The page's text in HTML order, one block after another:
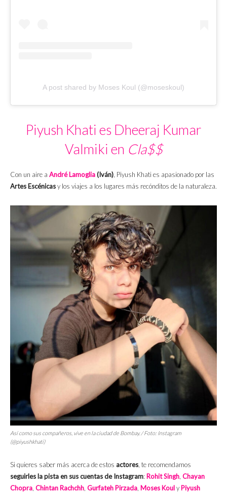
A post shared by Moses Koul (@moseskoul)
Piyush Khati es Dheeraj Kumar
Valmiki en Cla$$
Con un aire a André Lamoglia(Iván) , Piyush Khati es apasionado por las
Artes Escénicasy los viajes a los lugares más recónditos de la naturaleza.
Así como sus compañeros, vive en la ciudad de Bombay. / Foto: Instagram
(@piyushkhati)
Si quieres saber más acerca de estos actores, te recomendamos
seguirles la pista en sus cuentas de Instagram: Rohit Singh, Chayan
Chopra, Chintan Rachchh, Gurfateh Pirzada, Moses Kouly Piyush